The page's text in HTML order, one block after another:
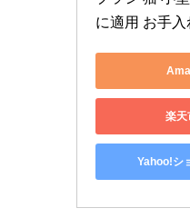
に適用 お手
楽天
Yahoo!シ